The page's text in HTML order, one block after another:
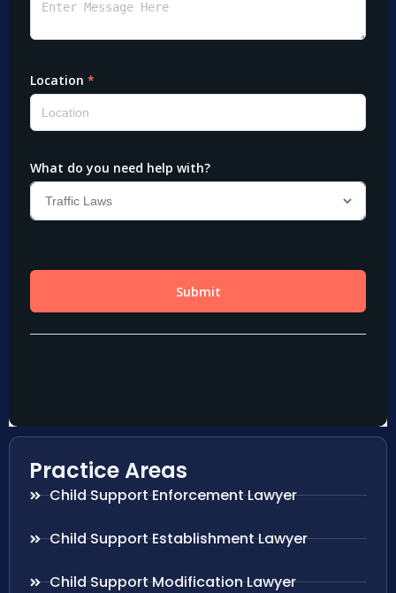
Practice Areas
Child Support Enforcement Lawyer
Child Support Establishment Lawyer
Child Support Modification Lawyer